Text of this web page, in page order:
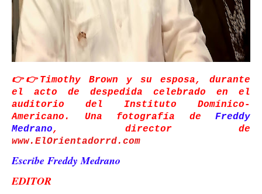
👉👉Timothy Brown y su esposa, durante
el acto de despedida celebrado en el
auditorio del Instituto Domínico-
Americano. Una fotografía de Freddy
Medrano, director de
www.ElOrientadorrd.com
Escribe Freddy Medrano
EDITOR